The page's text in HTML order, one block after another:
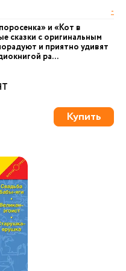
-
и «Кот в
сказки с оригинальным
и приятно удивят
ра...
Купить